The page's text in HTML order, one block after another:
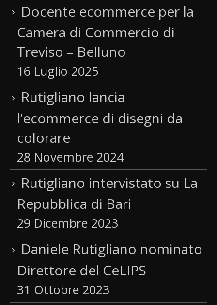
Docente ecommerce per la
Camera di Commercio di
Treviso – Belluno
16 Luglio 2025
Rutigliano lancia
l’ecommerce di disegni da
colorare
28 Novembre 2024
Rutigliano intervistato su La
Repubblica di Bari
29 Dicembre 2023
Daniele Rutigliano nominato
Direttore del CeLIPS
31 Ottobre 2023